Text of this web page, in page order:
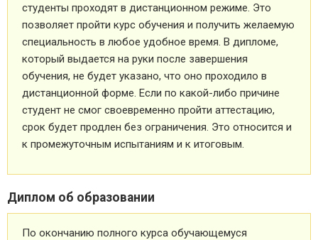
студенты проходят в дистанционном режиме. Это
позволяет пройти курс обучения и получить желаемую
специальность в любое удобное время. В дипломе,
который выдается на руки после завершения
обучения, не будет указано, что оно проходило в
дистанционной форме. Если по какой-либо причине
студент не смог своевременно пройти аттестацию,
срок будет продлен без ограничения. Это относится и
к промежуточным испытаниям и к итоговым.
Диплом об образовании
По окончанию полного курса обучающемуся